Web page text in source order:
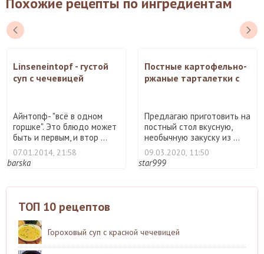
Linseneintopf - густой
суп с чечевицей
Айнтопф- "всё в одном
горшке". Это блюдо может
быть и первым, и втор ...
07.01.2014, 21:58
barska
Постные картофельно-
ржаные тарталетки с
Предлагаю приготовить на
постный стол вкусную,
необычную закуску из ...
09.03.2020, 11:50
star999
ТОП 10 рецептов
Гороховый суп с красной чечевицей